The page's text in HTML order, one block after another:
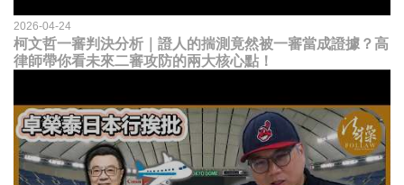
2026-04-24
柯文哲一審判決分析｜證人的揣測竟然被一審當成證據？高
律師帶你看未來二審攻防的兩大核心點！